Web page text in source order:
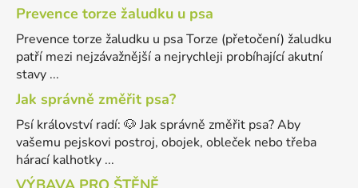
Prevence torze žaludku u psa
Prevence torze žaludku u psa Torze (přetočení) žaludku
patří mezi nejzávažnější a nejrychleji probíhající akutní
stavy ...
Jak správně změřit psa?
Psí království radí: 🐶 Jak správně změřit psa? Aby
vašemu pejskovi postroj, obojek, obleček nebo třeba
hárací kalhotky ...